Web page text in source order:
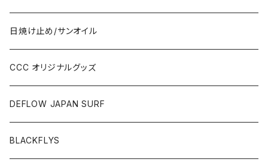
日焼け止め/サンオイル
CCC オリジナルグッズ
DEFLOW JAPAN SURF
BLACKFLYS